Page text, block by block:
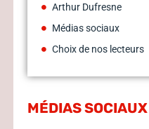
Arthur Dufresne
Médias sociaux
Choix de nos lecteurs
MÉDIAS SOCIAUX